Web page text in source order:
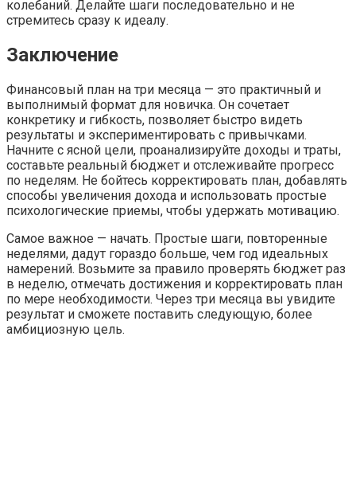
колебаний. Делайте шаги последовательно и не
стремитесь сразу к идеалу.
Заключение
Финансовый план на три месяца — это практичный и
выполнимый формат для новичка. Он сочетает
конкретику и гибкость, позволяет быстро видеть
результаты и экспериментировать с привычками.
Начните с ясной цели, проанализируйте доходы и траты,
составьте реальный бюджет и отслеживайте прогресс
по неделям. Не бойтесь корректировать план, добавлять
способы увеличения дохода и использовать простые
психологические приемы, чтобы удержать мотивацию.
Самое важное — начать. Простые шаги, повторенные
неделями, дадут гораздо больше, чем год идеальных
намерений. Возьмите за правило проверять бюджет раз
в неделю, отмечать достижения и корректировать план
по мере необходимости. Через три месяца вы увидите
результат и сможете поставить следующую, более
амбициозную цель.